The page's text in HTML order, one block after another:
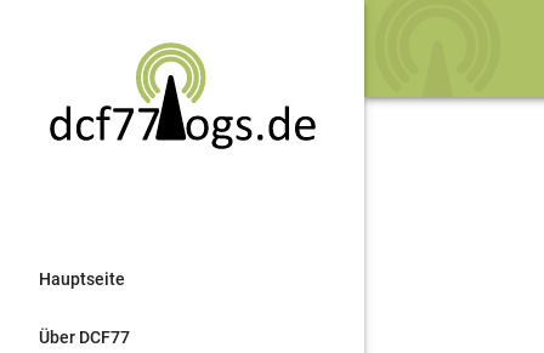
Hauptseite
Über DCF77